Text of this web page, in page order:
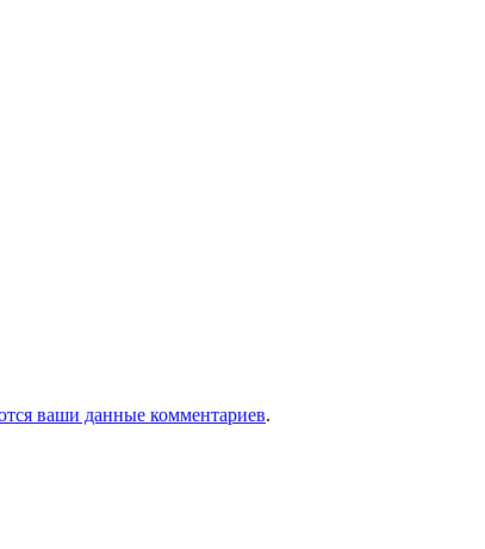
ваши данные комментариев.